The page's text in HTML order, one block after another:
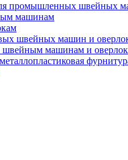
промышленных швейных
машинам
швейных машин и
машинам и